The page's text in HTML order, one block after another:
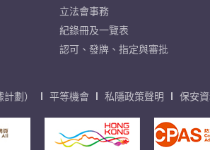
立法會事務
紀錄冊及一覽表
認可、發牌、指定與審批
劃） 平等機會 私隱政策聲明 保安